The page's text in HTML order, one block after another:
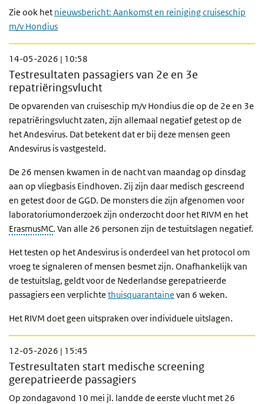
Zie ook het nieuwsbericht: Aankomst en reiniging cruiseschip
m/v Hondius
14-05-2026 | 10:58
Testresultaten passagiers van 2e en 3e
repatriëringsvlucht
De opvarenden van cruiseschip m/v Hondius die op de 2e en 3e
repatriëringsvlucht zaten, zijn allemaal negatief getest op de
het Andesvirus. Dat betekent dat er bij deze mensen geen
Andesvirus is vastgesteld.
De 26 mensen kwamen in de nacht van maandag op dinsdag
aan op vliegbasis Eindhoven. Zij zijn daar medisch gescreend
en getest door de GGD. De monsters die zijn afgenomen voor
laboratoriumonderzoek zijn onderzocht door het RIVM en het
ErasmusMC. Van alle 26 personen zijn de testuitslagen negatief.
Het testen op het Andesvirus is onderdeel van het protocol om
vroeg te signaleren of mensen besmet zijn. Onafhankelijk van
de testuitslag, geldt voor de Nederlandse gerepatrieerde
passagiers een verplichte thuisquarantaine van 6 weken.
Het RIVM doet geen uitspraken over individuele uitslagen.
12-05-2026 | 15:45
Testresultaten start medische screening
gerepatrieerde passagiers
Op zondagavond 10 mei jl. landde de eerste vlucht met 26